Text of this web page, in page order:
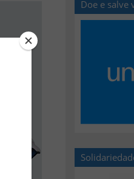
Doe e salve